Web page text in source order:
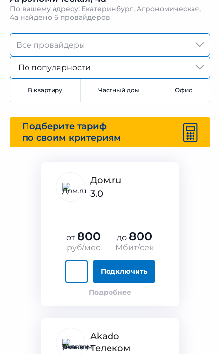
По вашему адресу: Екатеринбург, Агрономическая,
4а найдено 6 провайдеров
По популярности
В квартиру Частный дом Офис
Подберите тариф
по своим критериям
Дом.ru
3.0
от 800
руб/мес
до 800
Мбит/сек
Подключить
Подробнее
Akado
Телеком